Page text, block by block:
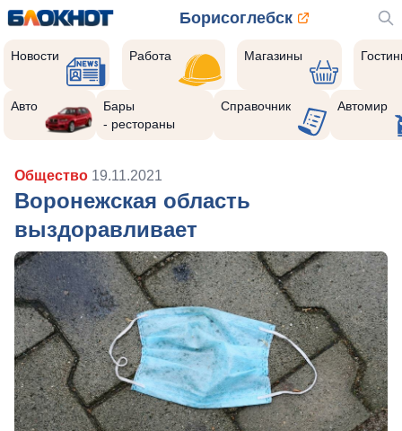
Борисоглебск
Новости Работа Магазины
Авто
Бары
- рестораны
Справочник Автомир
Общество 19.11.2021
Воронежская область
выздоравливает